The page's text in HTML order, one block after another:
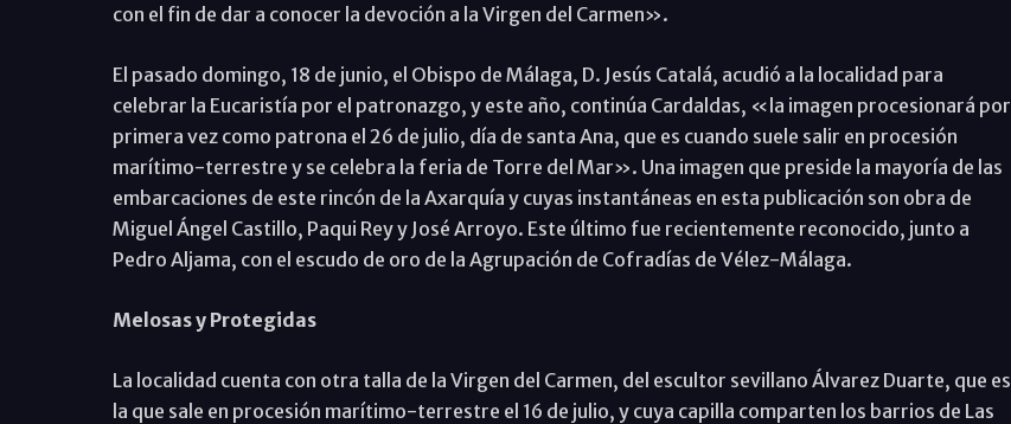
con el fin de dar a conocer la devoción a la Virgen del Carmen».
El pasado domingo, 18 de junio, el Obispo de Málaga, D. Jesús Catalá, acudió a la localidad para
celebrar la Eucaristía por el patronazgo, y este año, continúa Cardaldas, «la imagen procesionará por
primera vez como patrona el 26 de julio, día de santa Ana, que es cuando suele salir en procesión
marítimo-terrestre y se celebra la feria de Torre del Mar». Una imagen que preside la mayoría de las
embarcaciones de este rincón de la Axarquía y cuyas instantáneas en esta publicación son obra de
Miguel Ángel Castillo, Paqui Rey y José Arroyo. Este último fue recientemente reconocido, junto a
Pedro Aljama, con el escudo de oro de la Agrupación de Cofradías de Vélez-Málaga.
Melosas y Protegidas
La localidad cuenta con otra talla de la Virgen del Carmen, del escultor sevillano Álvarez Duarte, que es
la que sale en procesión marítimo-terrestre el 16 de julio, y cuya capilla comparten los barrios de Las